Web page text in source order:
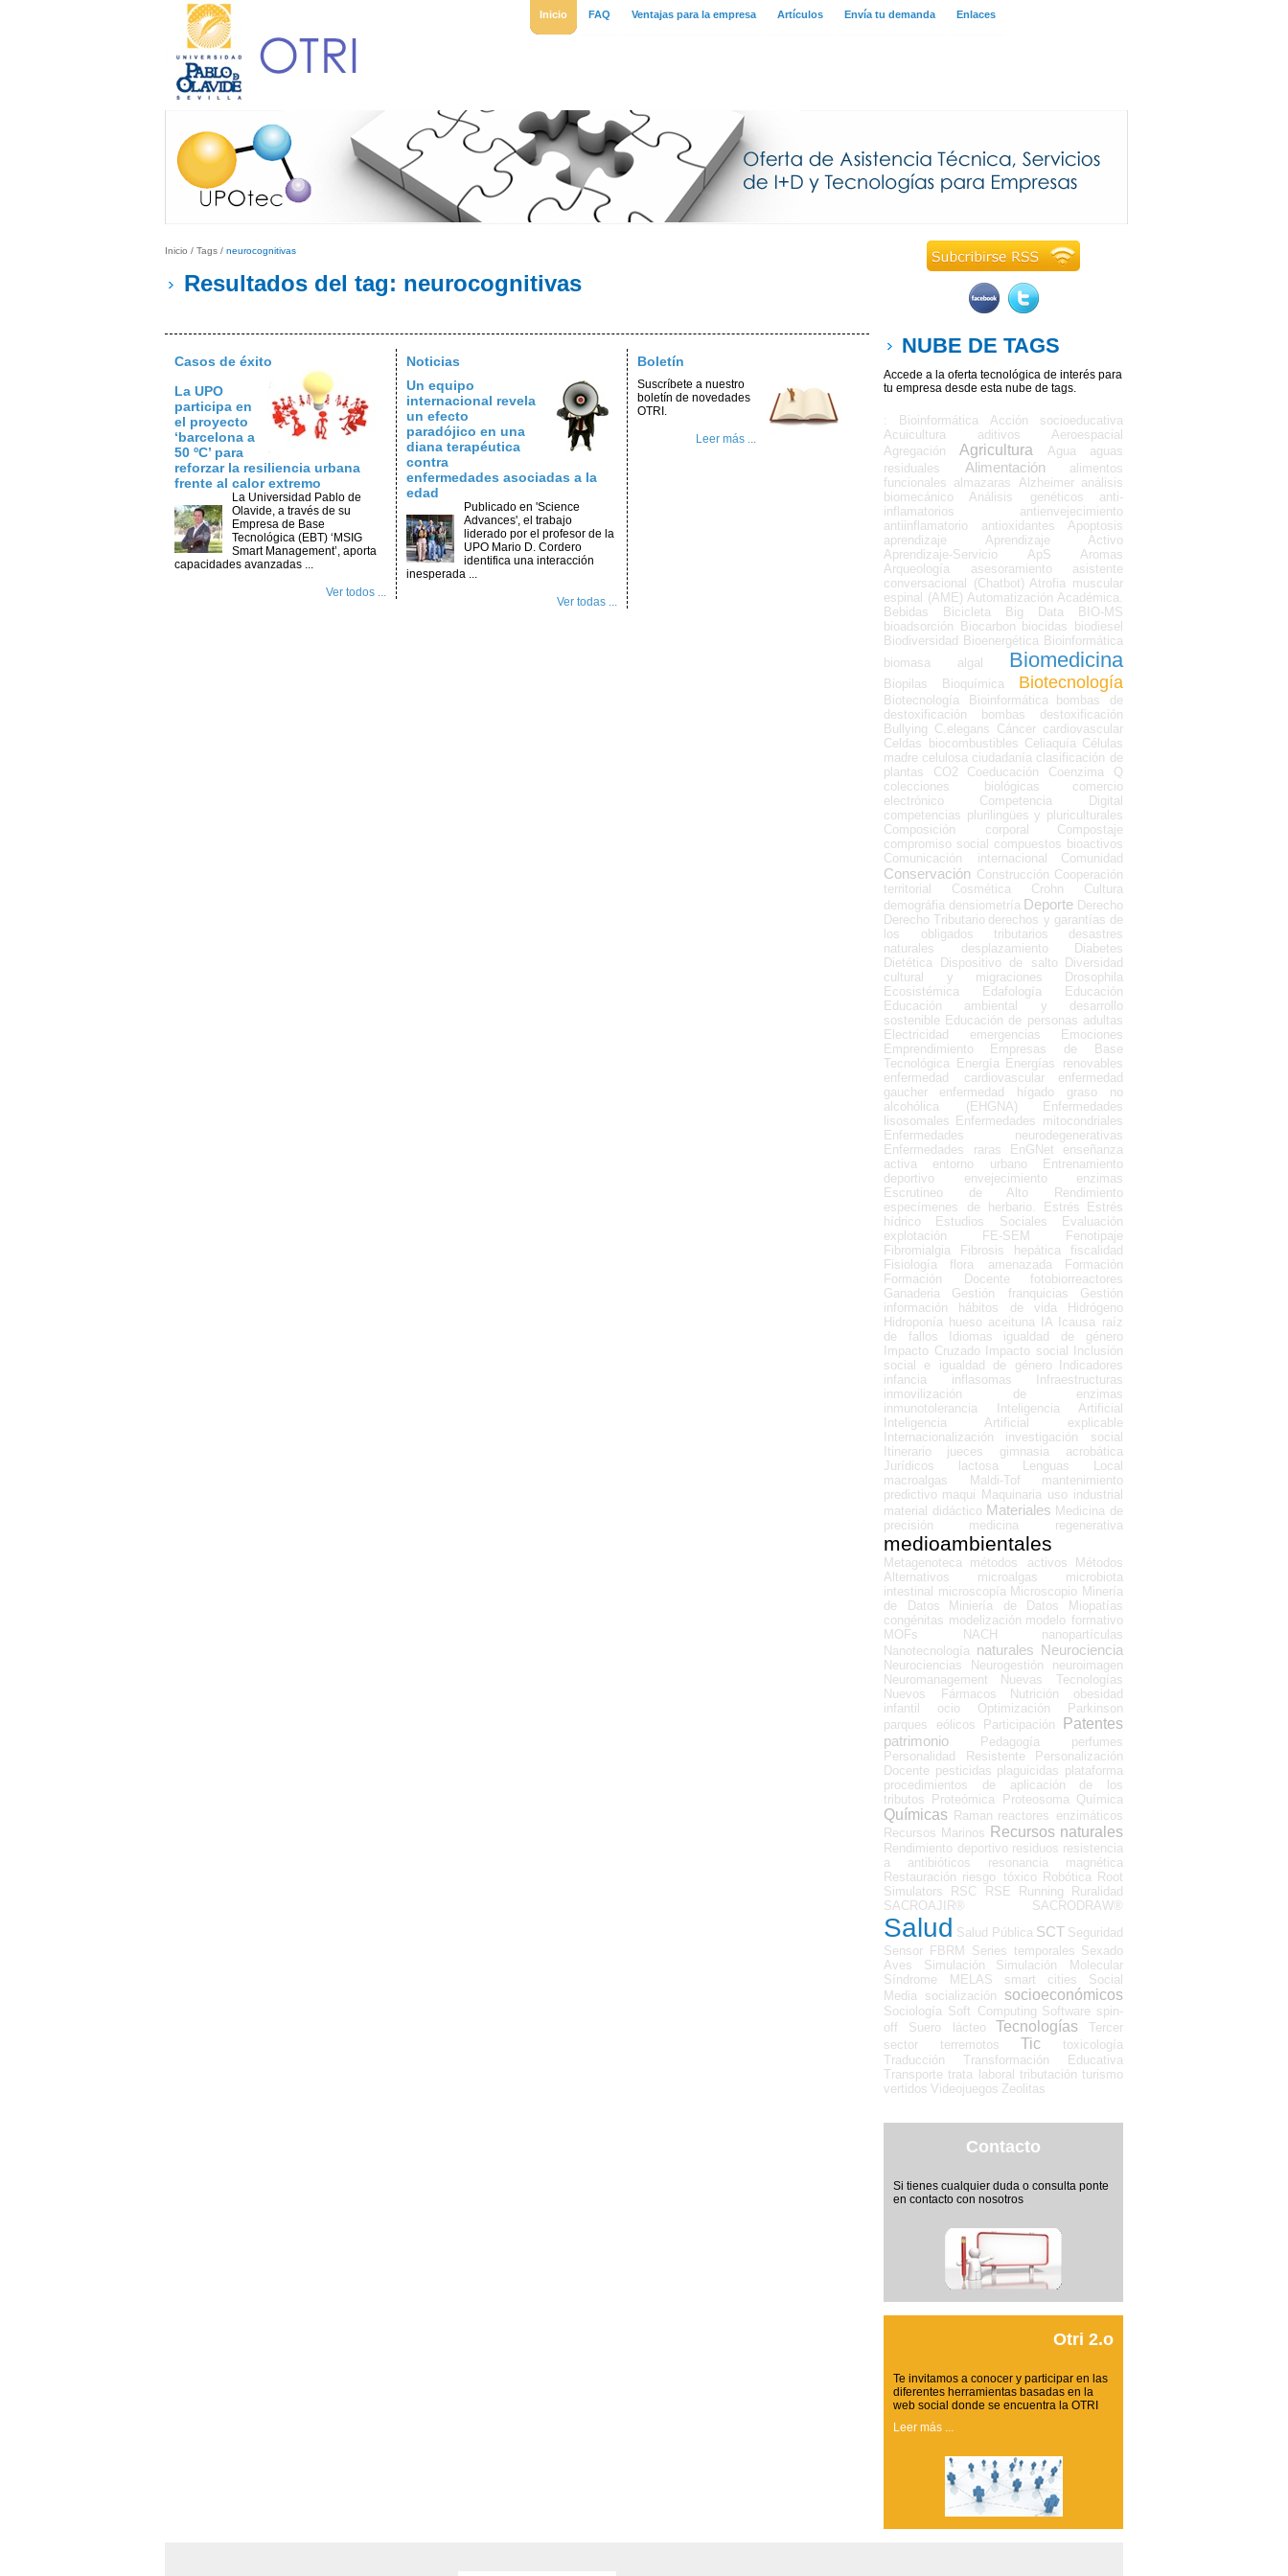
Inicio FAQ Ventajas para la empresa Artículos Envía tu demanda Enlaces
Inicio / Tags / neurocognitivas
Resultados del tag: neurocognitivas
Casos de éxito
La UPO
participa en
el proyecto
‘barcelona a
50 ºC’ para
reforzar la resiliencia urbana
frente al calor extremo
La Universidad Pablo de
Olavide, a través de su
Empresa de Base
Tecnológica (EBT) ‘MSIG
Smart Management’, aporta
capacidades avanzadas ...
Ver todos ...
Noticias
Un equipo
internacional revela
un efecto
paradójico en una
diana terapéutica
contra
enfermedades asociadas a la
edad
Publicado en 'Science
Advances', el trabajo
liderado por el profesor de la
UPO Mario D. Cordero
identifica una interacción
inesperada ...
Ver todas ...
Boletín
Suscríbete a nuestro
boletín de novedades
OTRI.
Leer más ...
NUBE DE TAGS
Accede a la oferta tecnológica de interés para
tu empresa desde esta nube de tags.
: Bioinformática
Acción socioeducativa
Acuicultura
aditivos
Aeroespacial
Agregación
Agricultura Agua
aguas
residuales
Alimentación
alimentos
funcionales almazaras Alzheimer análisis
biomecánico
Análisis genéticos
anti-
inflamatorios
antienvejecimiento
antiinflamatorio
antioxidantes
Apoptosis
aprendizaje
Aprendizaje Activo
Aprendizaje-Servicio
ApS
Aromas
Arqueología
asesoramiento
asistente
conversacional (Chatbot) Atrofia muscular
espinal (AME) Automatización Académica.
Bebidas
Bicicleta Big Data
BIO-MS
bioadsorción
Biocarbon biocidas
biodiesel
Biodiversidad
Bioenergética Bioinformática
biomasa algal
Biomedicina
Biopilas Bioquímica Biotecnología
Biotecnología Bioinformática
bombas de
destoxificación
bombas destoxificación
Bullying C.elegans Cáncer cardiovascular
Celdas biocombustibles Celiaquía Células
madre celulosa ciudadanía clasificación de
plantas
CO2 Coeducación
Coenzima Q
colecciones biológicas
comercio
electrónico
Competencia Digital
competencias plurilingües y pluriculturales
Composición corporal
Compostaje
compromiso social compuestos bioactivos
Comunicación internacional
Comunidad
Conservación Construcción Cooperación
territorial
Cosmética Crohn
Cultura
demográfia densiometría Deporte Derecho
Derecho Tributario derechos y garantías de
los obligados tributarios
desastres
naturales
desplazamiento
Diabetes
Dietética
Dispositivo de salto
Diversidad
cultural y migraciones
Drosophila
Ecosistémica
Edafología
Educación
Educación ambiental y desarrollo
sostenible Educación de personas adultas
Electricidad
emergencias
Emociones
Emprendimiento
Empresas de Base
Tecnológica Energía Energías renovables
enfermedad cardiovascular
enfermedad
gaucher
enfermedad hígado graso no
alcohólica (EHGNA)
Enfermedades
lisosomales Enfermedades mitocondriales
Enfermedades neurodegenerativas
Enfermedades raras
EnGNet
enseñanza
activa
entorno urbano
Entrenamiento
deportivo
envejecimiento
enzimas
Escrutineo de Alto Rendimiento
especímenes de herbario.
Estrés
Estrés
hídrico
Estudios Sociales
Evaluación
explotación
FE-SEM
Fenotipaje
Fibromialgia
Fibrosis hepática
fiscalidad
Fisiología
flora amenazada
Formación
Formación Docente
fotobiorreactores
Ganaderia
Gestión franquicias
Gestión
información
hábitos de vida
Hidrógeno
Hidroponía hueso aceituna IA
Icausa raíz
de fallos
Idiomas
igualdad de género
Impacto Cruzado
Impacto social
Inclusión
social e igualdad de género
Indicadores
infancia
inflasomas
Infraestructuras
inmovilización de enzimas
inmunotolerancia
Inteligencia Artificial
Inteligencia Artificial explicable
Internacionalización
investigación social
Itinerario
jueces gimnasia acrobática
Jurídicos
lactosa Lenguas
Local
macroalgas
Maldi-Tof
mantenimiento
predictivo maqui Maquinaria uso industrial
material didáctico Materiales Medicina de
precisión
medicina regenerativa
medioambientales
Metagenoteca métodos activos
Métodos
Alternativos
microalgas
microbiota
intestinal microscopía Microscopio Minería
de Datos
Miniería de Datos
Miopatías
congénitas modelización modelo formativo
MOFs
NACH
nanopartículas
Nanotecnología naturales Neurociencia
Neurociencias Neurogestión
neuroimagen
Neuromanagement
Nuevas Tecnologías
Nuevos Fármacos
Nutrición
obesidad
infantil
ocio Optimización
Parkinson
parques eólicos
Participación
Patentes
patrimonio
Pedagogía
perfumes
Personalidad Resistente
Personalización
Docente pesticidas plaguicidas plataforma
procedimientos de aplicación de los
tributos
Proteómica Proteosoma Química
Químicas Raman reactores enzimáticos
Recursos Marinos Recursos naturales
Rendimiento deportivo residuos resistencia
a antibióticos
resonancia magnética
Restauración riesgo tóxico Robótica Root
Simulators
RSC RSE Running
Ruralidad
SACROAJIR®
SACRODRAW®
Salud Salud Pública SCT Seguridad
Sensor FBRM
Series temporales Sexado
Aves
Simulación
Simulación Molecular
Síndrome MELAS
smart cities
Social
Media socialización socioeconómicos
Sociología Soft Computing Software spin-
off
Suero lácteo Tecnologías
Tercer
sector
terremotos Tic
toxicología
Traducción
Transformación Educativa
Transporte trata laboral tributación turismo
vertidos Videojuegos Zeolitas
Contacto
Si tienes cualquier duda o consulta ponte
en contacto con nosotros
Otri 2.o
Te invitamos a conocer y participar en las
diferentes herramientas basadas en la
web social donde se encuentra la OTRI
Leer más ...